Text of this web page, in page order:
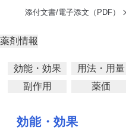
添付文書/電子添文（PDF）
薬剤情報
効能・効果 用法・用量
副作用
薬価
効能・効果